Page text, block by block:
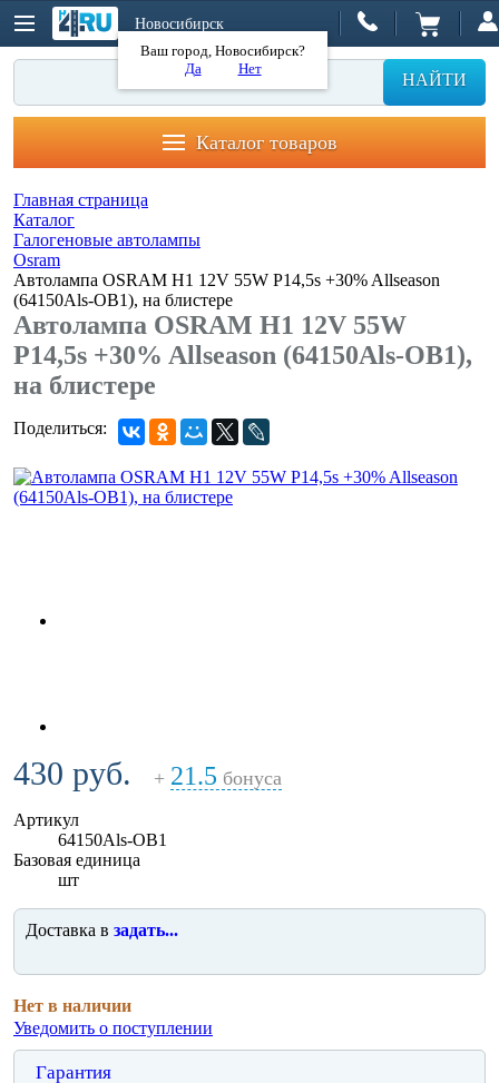
Новосибирск
Ваш город, Новосибирск?
Да
Нет
НАЙТИ
Каталог товаров
Главная страница
Каталог
Галогеновые автолампы
Osram
Автолампа OSRAM H1 12V 55W P14,5s +30% Allseason
(64150Als-OB1), на блистере
Автолампа OSRAM H1 12V 55W
P14,5s +30% Allseason (64150Als-OB1),
на блистере
Поделиться:
430 руб. + 21.5 бонуса
Артикул
64150Als-OB1
Базовая единица
шт
Доставка в задать...
Нет в наличии
Уведомить о поступлении
Гарантия